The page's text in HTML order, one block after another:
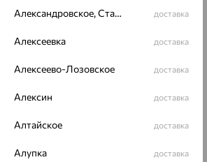
Вес:4.53
Проба:925
Страна происхождения:
Коллекции:
Вес металла:
Александровское, Ставропольский край доставка
Алексеевка доставка
Алексеево-Лозовское доставка
Алексин доставка
Алтайское доставка
Алупка доставка